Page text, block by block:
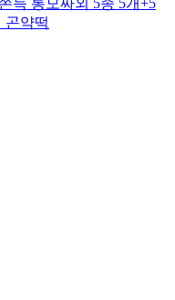
득 통모짜외 5종 5개+5
곤약떡